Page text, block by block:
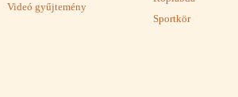
Videó gyűjtemény
Sportkör